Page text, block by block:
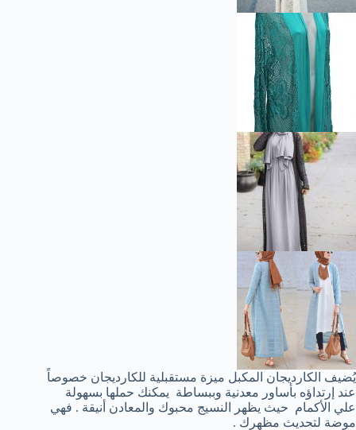
يُضيف الكارديجان المكبل ميزة مستقبلية للكارديجان خصوصاً
عند إرتداؤه بأساور معدنية وببساطة يمكنك حملها بسهولة
علي الأكمام حيث يظهر النسيج محبوك والمعادن أنيقة . فهي
موضة لتحديث مظهرك .